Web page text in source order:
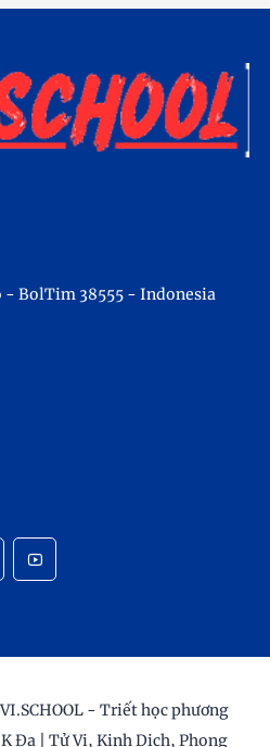
- BolTim 38555 - Indonesia
- Triết học phương
Đa | Tử Vi, Kinh Dịch, Phong